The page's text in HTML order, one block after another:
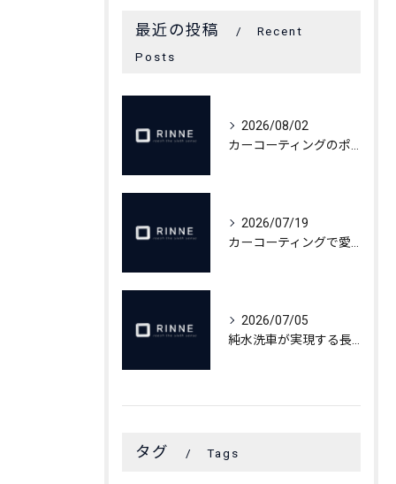
最近の投稿
Recent
Posts
2026/08/02
2026/07/19
2026/07/05
タグ Tags